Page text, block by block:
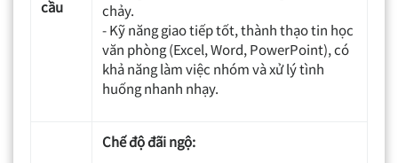
cầu
chảy.
- Kỹ năng giao tiếp tốt, thành thạo tin học
văn phòng (Excel, Word, PowerPoint), có
khả năng làm việc nhóm và xử lý tình
huống nhanh nhạy.
Chế độ đãi ngộ: